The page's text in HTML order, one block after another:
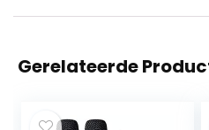
Gerelateerde